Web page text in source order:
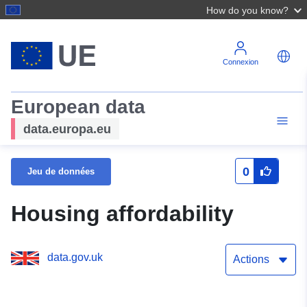
How do you know?
Connexion
European data
data.europa.eu
Jeu de données 0
Housing affordability
data.gov.uk Actions